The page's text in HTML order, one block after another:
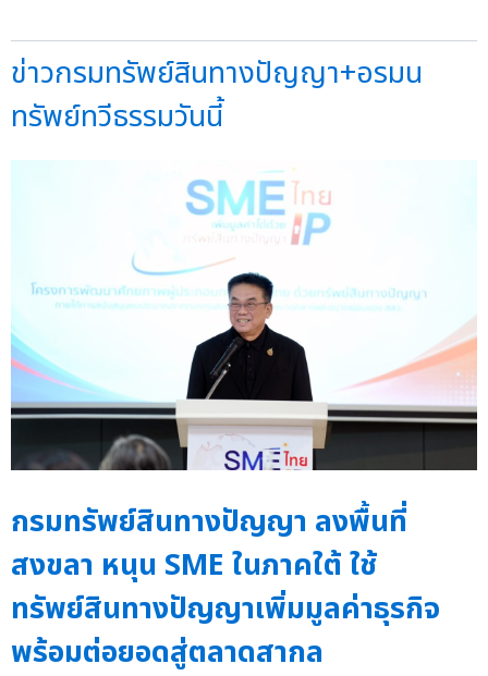
ข่าวกรมทรัพย์สินทางปัญญา+อรมน
ทรัพย์ทวีธรรมวันนี้
กรมทรัพย์สินทางปัญญา ลงพื้นที่
สงขลา หนุน SME ในภาคใต้ ใช้
ทรัพย์สินทางปัญญาเพิ่มมูลค่าธุรกิจ
พร้อมต่อยอดสู่ตลาดสากล